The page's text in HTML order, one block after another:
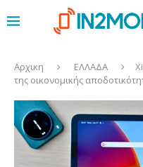
Αρχικη ΕΛΛΑΔΑ
της οικονομικής